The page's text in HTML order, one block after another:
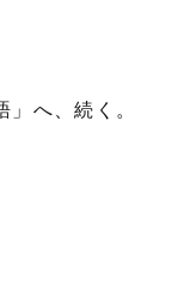
へ、続く。